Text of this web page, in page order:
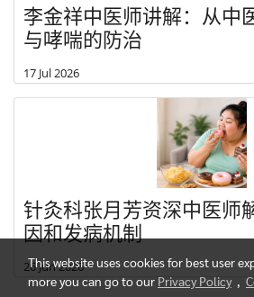
李金祥中医师讲解：从中
与哮喘的防治
17 Jul 2026
针灸科张月芳资深中医师
因和发病机制
26 Jun 2026
This website uses cookies for best user
more you can go to our Privacy Policy,